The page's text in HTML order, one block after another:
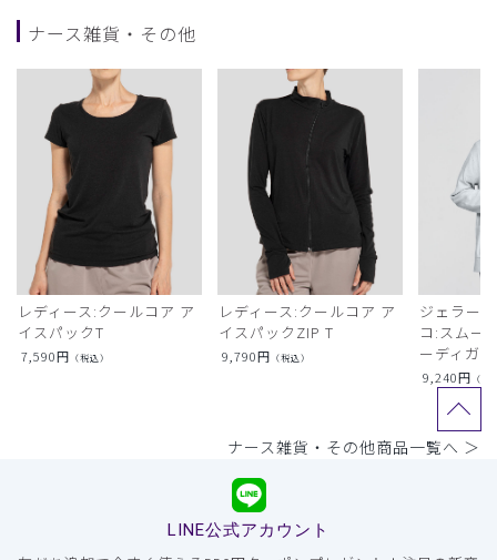
ナース雑貨・その他
レディース:クールコア ア
イスパックT
7,590円 （税込）
レディース:クールコア ア
イスパックZIP T
9,790円 （税込）
ジェラー
コ:スムー
ーディガン
9,240円 （税
ナース雑貨・その他商品一覧へ ＞
LINE公式アカウント